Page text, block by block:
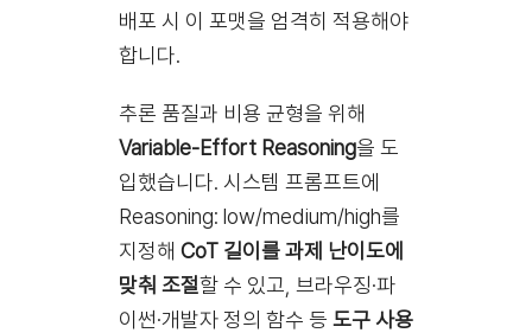
배포 시 이 포맷을 엄격히 적용해야
합니다.
추론 품질과 비용 균형을 위해
Variable-Effort Reasoning을 도
입했습니다. 시스템 프롬프트에
Reasoning: low/medium/high를
지정해 CoT 길이를 과제 난이도에
맞춰 조절할 수 있고, 브라우징·파
이썬·개발자 정의 함수 등 도구 사용